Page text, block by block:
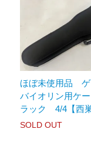
ほぼ未使用品
バイオリン用ケ
ラック 4/4【西巣
SOLD OUT